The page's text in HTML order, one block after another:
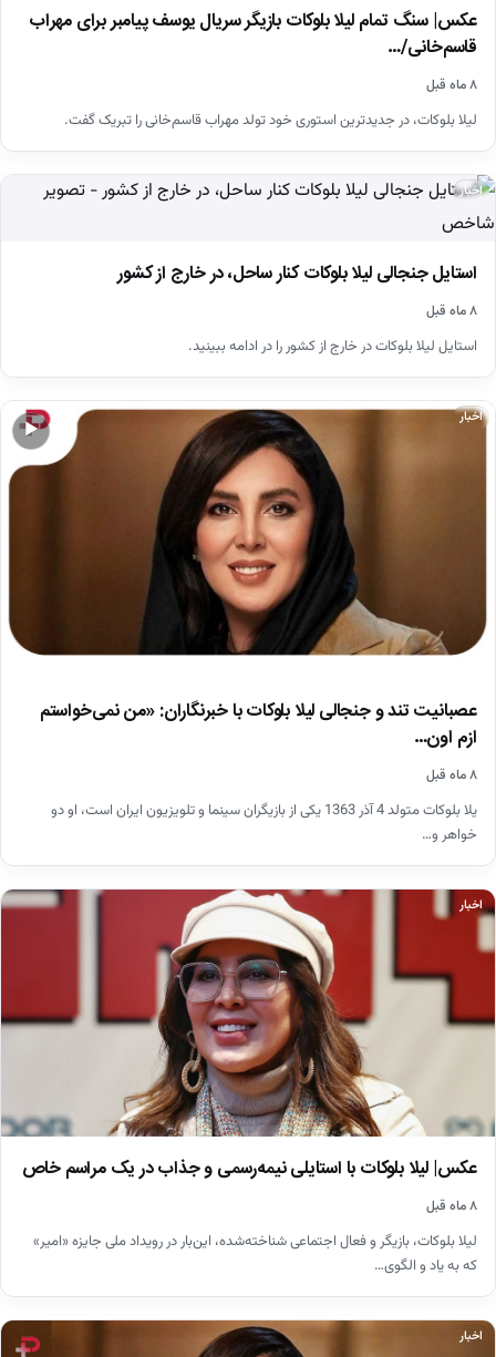
عکس| سنگ تمام لیلا بلوکات بازیگر سریال یوسف پیامبر برای مهراب
قاسم‌خانی/…
۸ ماه قبل
لیلا بلوکات، در جدیدترین استوری خود تولد مهراب قاسم‌خانی را تبریک گفت.
اخبار
استایل جنجالی لیلا بلوکات کنار ساحل، در خارج از کشور
۸ ماه قبل
استایل لیلا بلوکات در خارج از کشور را در ادامه ببینید.
▶
اخبار
عصبانیت تند و جنجالی لیلا بلوکات با خبرنگاران: «من نمی‌خواستم
ازم اون…
۸ ماه قبل
یلا بلوکات متولد 4 آذر 1363 یکی از بازیگران سینما و تلویزیون ایران است، او دو
خواهر و…
اخبار
عکس| لیلا بلوکات با استایلی نیمه‌رسمی و جذاب در یک مراسم خاص
۸ ماه قبل
لیلا بلوکات، بازیگر و فعال اجتماعی شناخته‌شده، این‌بار در رویداد ملی جایزه «امیر»
که به یاد و الگوی…
اخبار